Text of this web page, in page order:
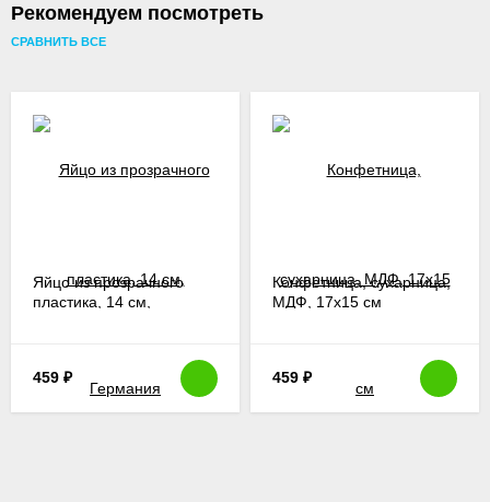
Рекомендуем посмотреть
СРАВНИТЬ ВСЕ
Яйцо из прозрачного
пластика, 14 см,
459 ₽
Конфетница, сухарница,
МДФ, 17х15 см
459 ₽